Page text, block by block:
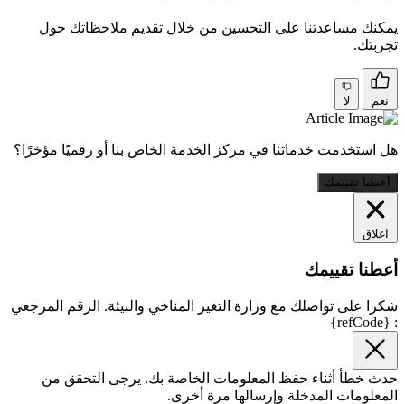
يمكنك مساعدتنا على التحسين من خلال تقديم ملاحظاتك حول
تجربتك.
نعم لا
هل استخدمت خدماتنا في مركز الخدمة الخاص بنا أو رقميًا مؤخرًا؟
أعطنا تقييمك
اغلاق
أعطنا تقييمك
شكرا على تواصلك مع وزارة التغير المناخي والبيئة. الرقم المرجعي
: {refCode}
حدث خطأ أثناء حفظ المعلومات الخاصة بك. يرجى التحقق من
المعلومات المدخلة وإرسالها مرة أخرى.